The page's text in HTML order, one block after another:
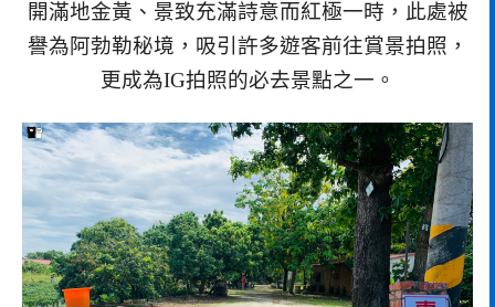
開滿地金黃、景致充滿詩意而紅極一時，此處被
譽為阿勃勒秘境，吸引許多遊客前往賞景拍照，
更成為IG拍照的必去景點之一。